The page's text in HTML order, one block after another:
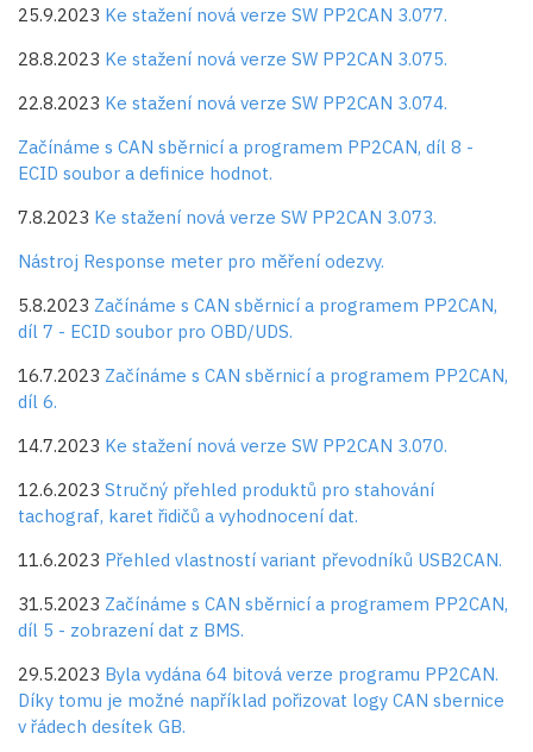
25.9.2023 Ke stažení nová verze SW PP2CAN 3.077.
28.8.2023 Ke stažení nová verze SW PP2CAN 3.075.
22.8.2023 Ke stažení nová verze SW PP2CAN 3.074.
Začínáme s CAN sběrnicí a programem PP2CAN, díl 8 -
ECID soubor a definice hodnot.
7.8.2023 Ke stažení nová verze SW PP2CAN 3.073.
Nástroj Response meter pro měření odezvy.
5.8.2023 Začínáme s CAN sběrnicí a programem PP2CAN,
díl 7 - ECID soubor pro OBD/UDS.
16.7.2023 Začínáme s CAN sběrnicí a programem PP2CAN,
díl 6.
14.7.2023 Ke stažení nová verze SW PP2CAN 3.070.
12.6.2023 Stručný přehled produktů pro stahování
tachograf, karet řidičů a vyhodnocení dat.
11.6.2023 Přehled vlastností variant převodníků USB2CAN.
31.5.2023 Začínáme s CAN sběrnicí a programem PP2CAN,
díl 5 - zobrazení dat z BMS.
29.5.2023 Byla vydána 64 bitová verze programu PP2CAN.
Díky tomu je možné například pořizovat logy CAN sbernice
v řádech desítek GB.